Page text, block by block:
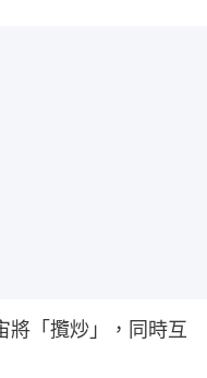
將「攬炒」，同時互